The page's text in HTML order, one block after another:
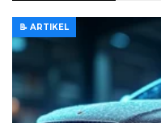
📝 ARTIKEL